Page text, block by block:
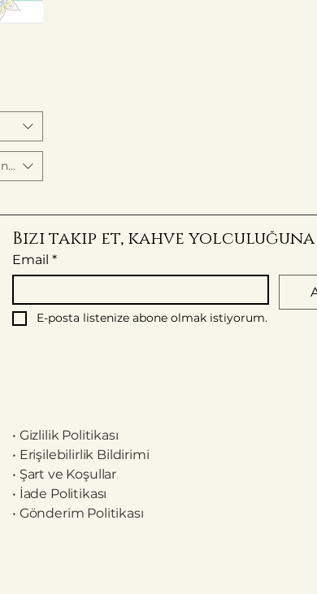
Bizi takip et, kahve
Email *
E-posta listenize abone olmak istiyorum.
• Gizlilik Politikası
• Erişilebilirlik Bildirimi
• Şart ve Koşullar
• İade Politikası
• Gönderim Politikası